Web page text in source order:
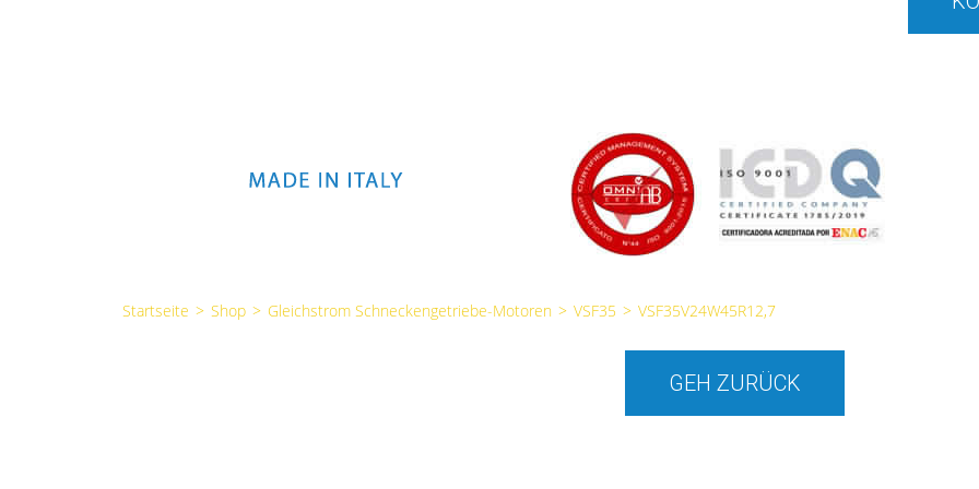
Startseite > Shop > Gleichstrom Schneckengetriebe-Motoren > VSF35 > VSF35V24W45R12,7
GEH ZURÜCK